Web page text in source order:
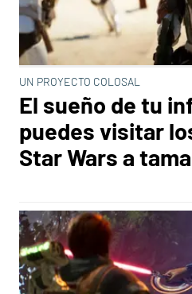
UN PROYECTO COLOSAL
El sueño de tu
puedes visitar
Star Wars a